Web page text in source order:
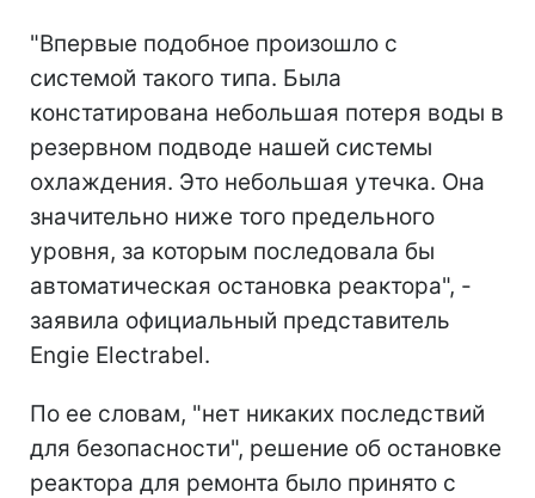
"Впервые подобное произошло с
системой такого типа. Была
констатирована небольшая потеря воды в
резервном подводе нашей системы
охлаждения. Это небольшая утечка. Она
значительно ниже того предельного
уровня, за которым последовала бы
автоматическая остановка реактора", -
заявила официальный представитель
Engie Electrabel.
По ее словам, "нет никаких последствий
для безопасности", решение об остановке
реактора для ремонта было принято с